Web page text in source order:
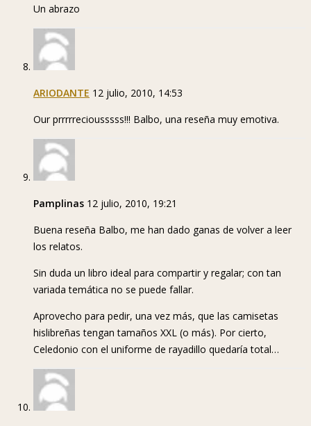
Un abrazo
ARIODANTE 12 julio, 2010, 14:53
Our prrrrreciousssss!!! Balbo, una reseña muy emotiva.
Pamplinas 12 julio, 2010, 19:21
Buena reseña Balbo, me han dado ganas de volver a leer
los relatos.
Sin duda un libro ideal para compartir y regalar; con tan
variada temática no se puede fallar.
Aprovecho para pedir, una vez más, que las camisetas
hislibreñas tengan tamaños XXL (o más). Por cierto,
Celedonio con el uniforme de rayadillo quedaría total…